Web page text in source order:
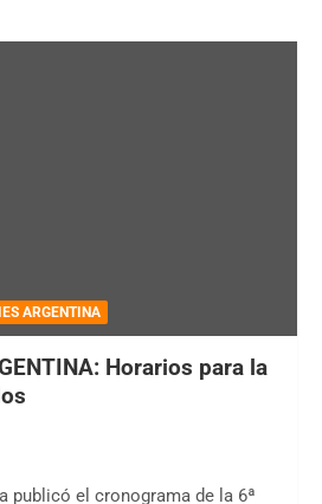
ARGENTINA
Horarios para la
publicó el cronograma de la 6ª